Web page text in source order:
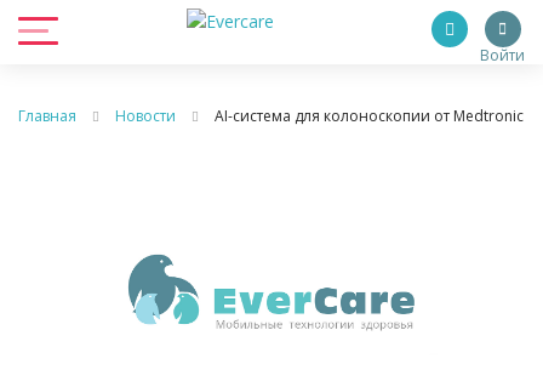
Войти
Главная Новости AI-система для колоноскопии от Medtronic